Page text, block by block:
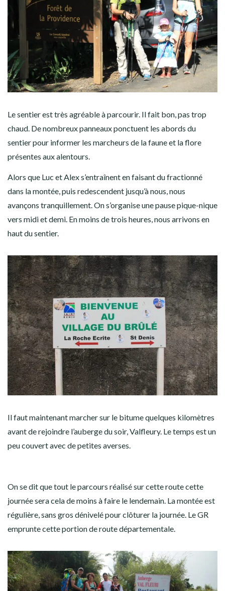
Le sentier est très agréable à parcourir. Il fait bon, pas trop
chaud. De nombreux panneaux ponctuent les abords du
sentier pour informer les marcheurs de la faune et la flore
présentes aux alentours.
Alors que Luc et Alex s’entraînent en faisant du fractionné
dans la montée, puis redescendent jusqu’à nous, nous
avançons tranquillement. On s’organise une pause pique-nique
vers midi et demi. En moins de trois heures, nous arrivons en
haut du sentier.
Il faut maintenant marcher sur le bitume quelques kilomètres
avant de rejoindre l’auberge du soir, Valfleury. Le temps est un
peu couvert avec de petites averses.
On se dit que tout le parcours réalisé sur cette route cette
journée sera cela de moins à faire le lendemain. La montée est
régulière, sans gros dénivelé pour clôturer la journée. Le GR
emprunte cette portion de route départementale.